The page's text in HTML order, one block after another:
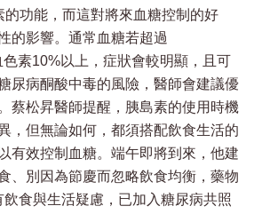
的功能，而這對將來血糖控制的好
的影響。通常血糖若超過
素10%以上，症狀會較明顯，且可
尿病酮酸中毒的風險，醫師會建議優
蔡松昇醫師提醒，胰島素的使用時機
，但無論如何，都須搭配飲食生活的
有效控制血糖。端午即將到來，他建
、別因為節慶而忽略飲食均衡，藥物
食與生活疑慮，已加入糖尿病共照